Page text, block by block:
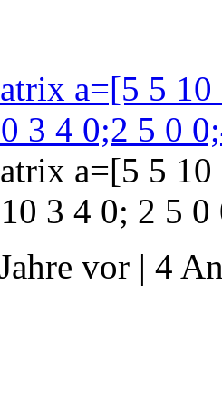
a=[5 5
3 4 0;2 5 0
a=[5 5
3 4 0; 2 5 0
vor | 4